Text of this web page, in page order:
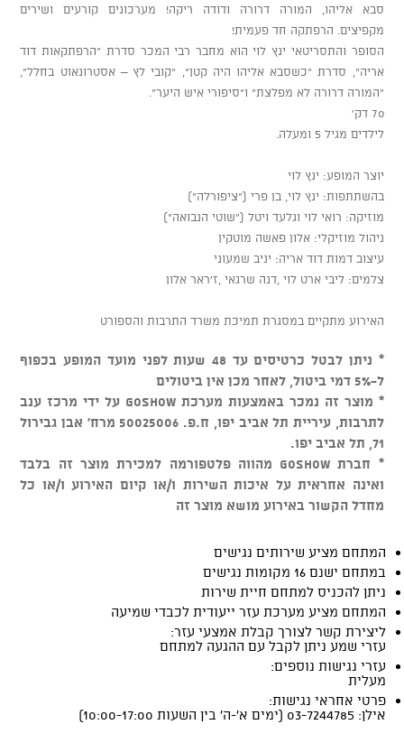
סבא אליהו, המורה דרורה ודודה ריקה! מערכונים קורעים ושירים
מקפיצים. הרפתקה חד פעמית!
הסופר והתסריטאי ינץ לוי הוא מחבר רבי המכר סדרת "הרפתקאות דוד
אריה", סדרת "כשסבא אליהו היה קטן", "קובי לץ – אסטרונאוט בחלל",
"המורה דרורה לא מפלצת" ו"סיפורי איש היער".
70 דק'
לילדים מגיל 5 ומעלה.
יוצר המופע: ינץ לוי
בהשתתפות: ינץ לוי, בן פרי ("ציפורלה")
מוזיקה: רואי לוי וגלעד ויטל ("שוטי הנבואה")
ניהול מוזיקלי: אלון פאשה מוטקין
עיצוב דמות דוד אריה: יניב שמעוני
צלמים: ליבי ארט לוי ,דנה שרגאי ,ז'ראר אלון
האירוע מתקיים במסגרת תמיכת משרד התרבות והספורט
* ניתן לבטל כרטיסים עד 48 שעות לפני מועד המופע בכפוף
ל-5% דמי ביטול, לאחר מכן אין ביטולים
* מוצר זה נמכר באמצעות מערכת GOSHOW על ידי מרכז ענב
לתרבות, עיריית תל אביב יפו, ח.פ. 50025006 מרח' אבן גבירול
71, תל אביב יפו.
* חברת GOSHOW מהווה פלטפורמה למכירת מוצר זה בלבד
ואינה אחראית על איכות השירות ו/או קיום האירוע ו/או כל
מחדל הקשור באירוע מושא מוצר זה
המתחם מציע שירותים נגישים
במתחם ישנם 16 מקומות נגישים
ניתן להכניס למתחם חיית שירות
המתחם מציע מערכת עזר ייעודית לכבדי שמיעה
ליצירת קשר לצורך קבלת אמצעי עזר:
עזרי שמע ניתן לקבל עם ההגעה למתחם
עזרי נגישות נוספים:
מעלית
פרטי אחראי נגישות:
אילן: 03-7244785 (ימים א'-ה' בין השעות 10:00-17:00)